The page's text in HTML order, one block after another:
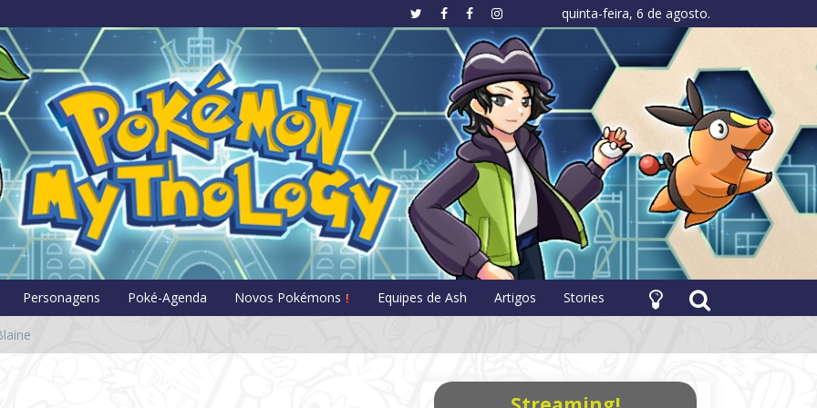
quinta-feira, 6 de agosto.
Pokémon Mythology
Personagens Poké-Agenda Novos Pokémons Equipes de Ash Artigos Stories